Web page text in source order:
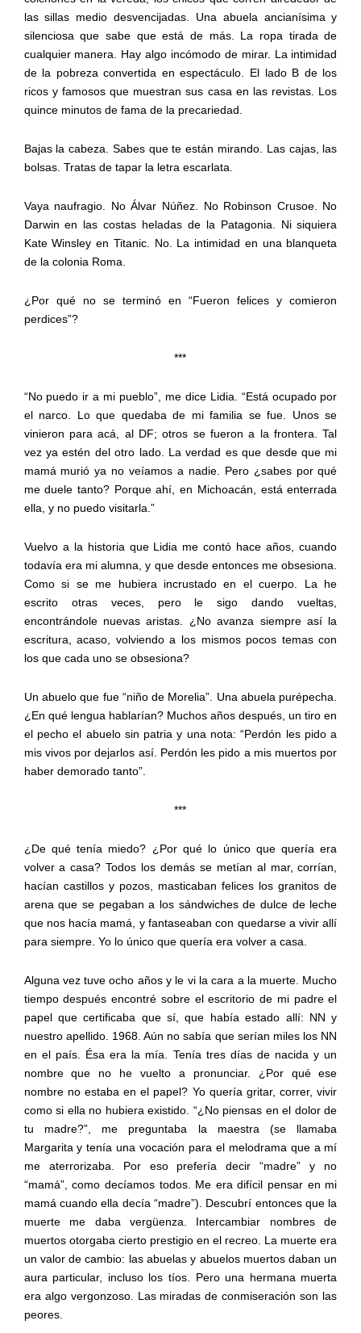
las sillas medio desvencijadas. Una abuela ancianísima y
silenciosa que sabe que está de más. La ropa tirada de
cualquier manera. Hay algo incómodo de mirar. La intimidad
de la pobreza convertida en espectáculo. El lado B de los
ricos y famosos que muestran sus casa en las revistas. Los
quince minutos de fama de la precariedad.
Bajas la cabeza. Sabes que te están mirando. Las cajas, las
bolsas. Tratas de tapar la letra escarlata.
Vaya naufragio. No Álvar Núñez. No Robinson Crusoe. No
Darwin en las costas heladas de la Patagonia. Ni siquiera
Kate Winsley en Titanic. No. La intimidad en una blanqueta
de la colonia Roma.
¿Por qué no se terminó en “Fueron felices y comieron
perdices”?
***
“No puedo ir a mi pueblo”, me dice Lidia. “Está ocupado por
el narco. Lo que quedaba de mi familia se fue. Unos se
vinieron para acá, al DF; otros se fueron a la frontera. Tal
vez ya estén del otro lado. La verdad es que desde que mi
mamá murió ya no veíamos a nadie. Pero ¿sabes por qué
me duele tanto? Porque ahí, en Michoacán, está enterrada
ella, y no puedo visitarla.”
Vuelvo a la historia que Lidia me contó hace años, cuando
todavía era mi alumna, y que desde entonces me obsesiona.
Como si se me hubiera incrustado en el cuerpo. La he
escrito otras veces, pero le sigo dando vueltas,
encontrándole nuevas aristas. ¿No avanza siempre así la
escritura, acaso, volviendo a los mismos pocos temas con
los que cada uno se obsesiona?
Un abuelo que fue “niño de Morelia”. Una abuela purépecha.
¿En qué lengua hablarían? Muchos años después, un tiro en
el pecho el abuelo sin patria y una nota: “Perdón les pido a
mis vivos por dejarlos así. Perdón les pido a mis muertos por
haber demorado tanto”.
***
¿De qué tenía miedo? ¿Por qué lo único que quería era
volver a casa? Todos los demás se metían al mar, corrían,
hacían castillos y pozos, masticaban felices los granitos de
arena que se pegaban a los sándwiches de dulce de leche
que nos hacía mamá, y fantaseaban con quedarse a vivir allí
para siempre. Yo lo único que quería era volver a casa.
Alguna vez tuve ocho años y le vi la cara a la muerte. Mucho
tiempo después encontré sobre el escritorio de mi padre el
papel que certificaba que sí, que había estado allí: NN y
nuestro apellido. 1968. Aún no sabía que serían miles los NN
en el país. Ésa era la mía. Tenía tres días de nacida y un
nombre que no he vuelto a pronunciar. ¿Por qué ese
nombre no estaba en el papel? Yo quería gritar, correr, vivir
como si ella no hubiera existido. “¿No piensas en el dolor de
tu madre?”, me preguntaba la maestra (se llamaba
Margarita y tenía una vocación para el melodrama que a mí
me aterrorizaba. Por eso prefería decir “madre” y no
“mamá”, como decíamos todos. Me era difícil pensar en mi
mamá cuando ella decía “madre”). Descubrí entonces que la
muerte me daba vergüenza. Intercambiar nombres de
muertos otorgaba cierto prestigio en el recreo. La muerte era
un valor de cambio: las abuelas y abuelos muertos daban un
aura particular, incluso los tíos. Pero una hermana muerta
era algo vergonzoso. Las miradas de conmiseración son las
peores.